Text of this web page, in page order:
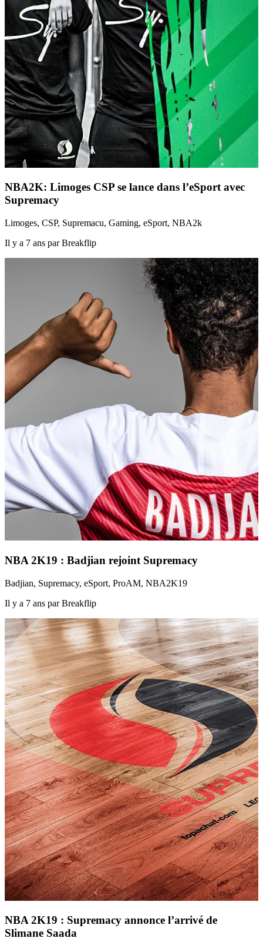
NBA2K: Limoges CSP se lance dans l’eSport avec
Supremacy
Limoges, CSP, Supremacu, Gaming, eSport, NBA2k
Il y a 7 ans par Breakflip
NBA 2K19 : Badjian rejoint Supremacy
Badjian, Supremacy, eSport, ProAM, NBA2K19
Il y a 7 ans par Breakflip
NBA 2K19 : Supremacy annonce l’arrivé de
Slimane Saada